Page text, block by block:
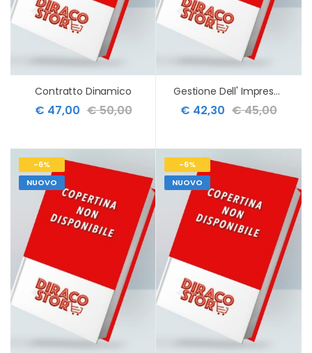
Contratto Dinamico
€ 47,00 € 50,00
Gestione Dell' Impresa 14ed
€ 42,30 € 45,00
-6%
NUOVO
-6%
NUOVO